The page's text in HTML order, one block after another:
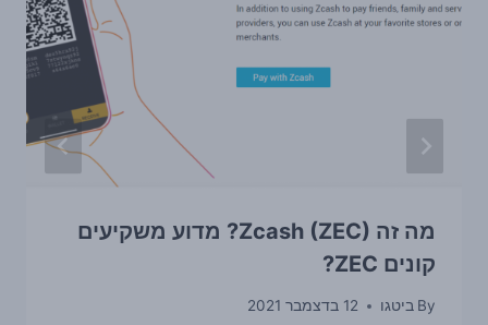
מה זה Zcash (ZEC)? מדוע משקיעים
קונים ZEC?
By ביטגו 12 בדצמבר 2021